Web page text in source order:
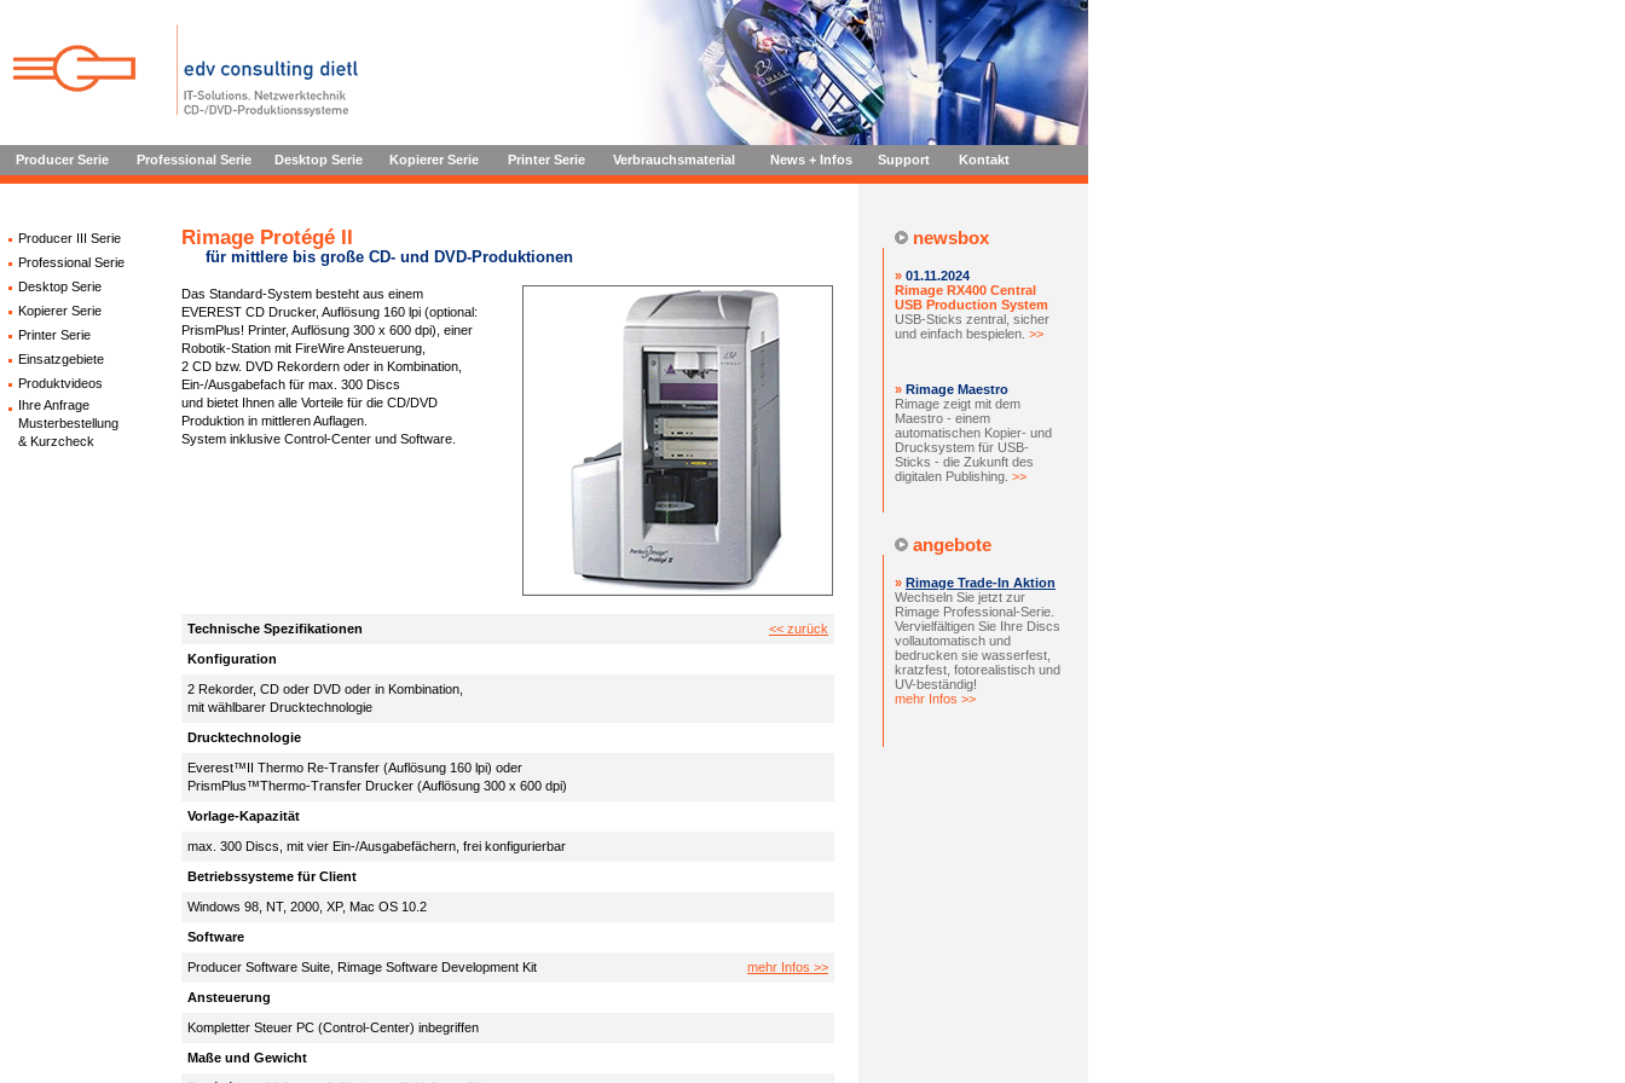
Producer Serie Professional Serie Desktop Serie Kopierer Serie Printer Serie Verbrauchsmaterial News + Infos Support Kontakt
Producer III Serie
Professional Serie
Desktop Serie
Kopierer Serie
Printer Serie
Einsatzgebiete
Produktvideos
Ihre Anfrage
Musterbestellung
& Kurzcheck
Rimage Protégé II
für mittlere bis große CD- und DVD-Produktionen
Das Standard-System besteht aus einem
EVEREST CD Drucker, Auflösung 160 lpi (optional:
PrismPlus! Printer, Auflösung 300 x 600 dpi), einer
Robotik-Station mit FireWire Ansteuerung,
2 CD bzw. DVD Rekordern oder in Kombination,
Ein-/Ausgabefach für max. 300 Discs
und bietet Ihnen alle Vorteile für die CD/DVD
Produktion in mittleren Auflagen.
System inklusive Control-Center und Software.
Technische Spezifikationen << zurück
Konfiguration
2 Rekorder, CD oder DVD oder in Kombination,
mit wählbarer Drucktechnologie
Drucktechnologie
Everest™II Thermo Re-Transfer (Auflösung 160 lpi) oder
PrismPlus™Thermo-Transfer Drucker (Auflösung 300 x 600 dpi)
Vorlage-Kapazität
max. 300 Discs, mit vier Ein-/Ausgabefächern, frei konfigurierbar
Betriebssysteme für Client
Windows 98, NT, 2000, XP, Mac OS 10.2
Software
Producer Software Suite, Rimage Software Development Kit mehr Infos >>
Ansteuerung
Kompletter Steuer PC (Control-Center) inbegriffen
Maße und Gewicht
newsbox
» 01.11.2024
Rimage RX400 Central
USB Production System
USB-Sticks zentral, sicher
und einfach bespielen. >>
» Rimage Maestro
Rimage zeigt mit dem
Maestro - einem
automatischen Kopier- und
Drucksystem für USB-
Sticks - die Zukunft des
digitalen Publishing. >>
angebote
» Rimage Trade-In Aktion
Wechseln Sie jetzt zur
Rimage Professional-Serie.
Vervielfältigen Sie Ihre Discs
vollautomatisch und
bedrucken sie wasserfest,
kratzfest, fotorealistisch und
UV-beständig!
mehr Infos >>